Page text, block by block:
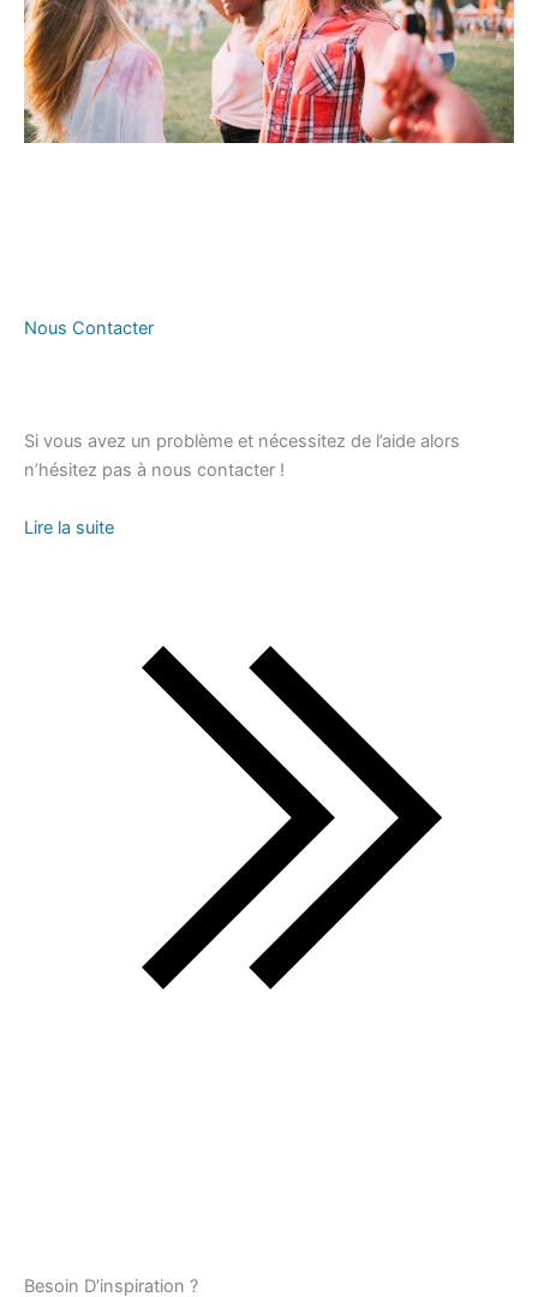
Nous Contacter
Si vous avez un problème et nécessitez de l’aide alors
n’hésitez pas à nous contacter !
Lire la suite
Besoin D’inspiration ?